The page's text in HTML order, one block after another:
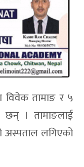
विवेक तामाङ र ५
छन् । तामाङलाई
अस्पताल लगिएको